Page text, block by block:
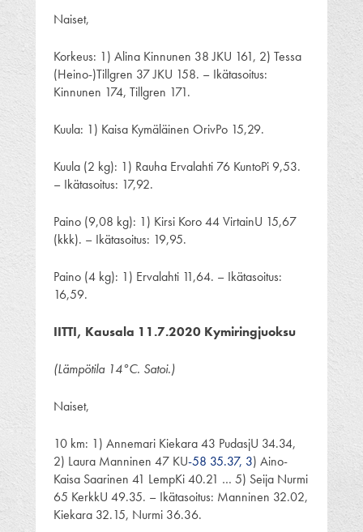
Naiset,
Korkeus: 1) Alina Kinnunen 38 JKU 161, 2) Tessa
(Heino-)Tillgren 37 JKU 158. – Ikätasoitus:
Kinnunen 174, Tillgren 171.
Kuula: 1) Kaisa Kymäläinen OrivPo 15,29.
Kuula (2 kg): 1) Rauha Ervalahti 76 KuntoPi 9,53.
– Ikätasoitus: 17,92.
Paino (9,08 kg): 1) Kirsi Koro 44 VirtainU 15,67
(kkk). – Ikätasoitus: 19,95.
Paino (4 kg): 1) Ervalahti 11,64. – Ikätasoitus:
16,59.
IITTI, Kausala 11.7.2020 Kymiringjuoksu
(Lämpötila 14°C. Satoi.)
Naiset,
10 km: 1) Annemari Kiekara 43 PudasjU 34.34,
2) Laura Manninen 47 KU-58 35.37, 3) Aino-
Kaisa Saarinen 41 LempKi 40.21 … 5) Seija Nurmi
65 KerkkU 49.35. – Ikätasoitus: Manninen 32.02,
Kiekara 32.15, Nurmi 36.36.